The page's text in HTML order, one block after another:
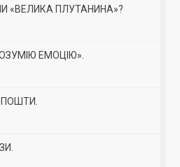
«ВЕЛИКА ПЛУТАНИНА»?
ЕМОЦІЮ».
ПОШТИ.